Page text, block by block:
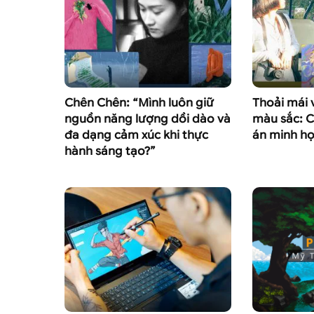
Chên Chên: “Mình luôn giữ
nguồn năng lượng dồi dào và
đa dạng cảm xúc khi thực
hành sáng tạo?”
Thoải mái
màu sắc:
án minh